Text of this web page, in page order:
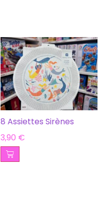
8 Assiettes Sirènes
3,90 €